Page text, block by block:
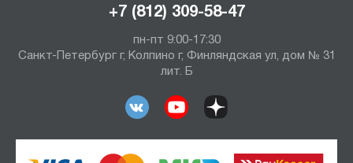
+7 (812) 309-58-47
пн-пт 9:00-17:30
Санкт-Петербург г, Колпино г, Финляндская ул, дом № 31
лит. Б